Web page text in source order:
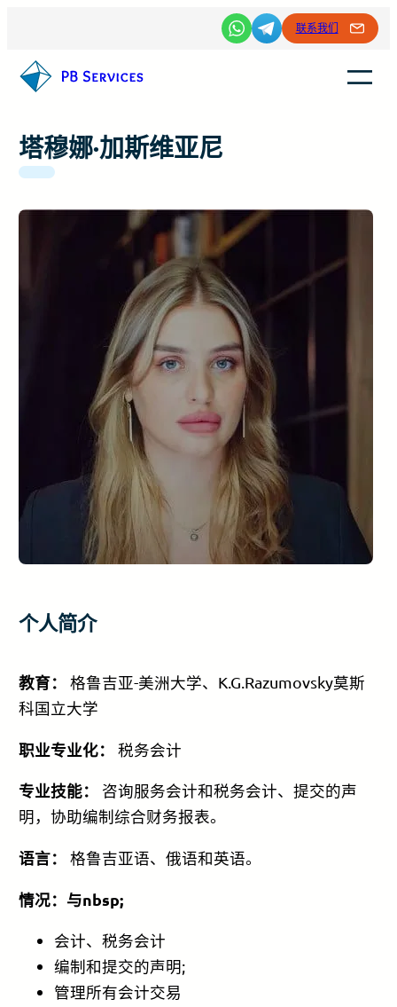
内
联系我们
塔穆娜·加斯维亚尼
个人简介
教育：格鲁吉亚-美洲大学、K.G.Razumovsky莫斯
科国立大学
职业专业化：税务会计
专业技能： 咨询服务会计和税务会计、提交的声
明，协助编制综合财务报表。
语言： 格鲁吉亚语、俄语和英语。
情况：与nbsp;
会计、税务会计
编制和提交的声明;
管理所有会计交易